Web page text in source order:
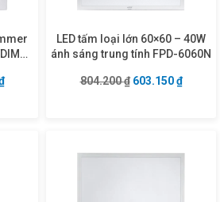
845.600 ₫.
Giá hiện tại là: 634.200 ₫.
LED tấm loại lớn 60×60 – 40W
ánh sáng trung tính FPD-6060N
804.200₫ Giá gốc là:
603.150₫Giá